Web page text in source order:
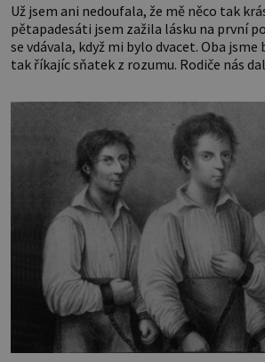
Už jsem ani nedoufala, že mě něco tak
pětapadesáti jsem zažila lásku na první
se vdávala, když mi bylo dvacet. Oba
tak říkajíc sňatek z rozumu. Rodiče nás
nesvědčilo, brzy jsme zjistili, že